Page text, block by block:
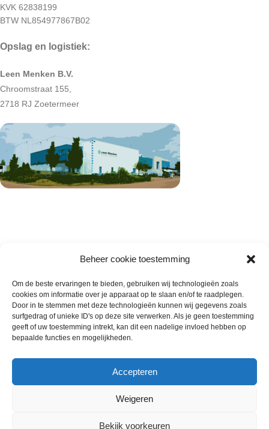
Beheer cookie toestemming
Om de beste ervaringen te bieden, gebruiken wij technologieën zoals
cookies om informatie over je apparaat op te slaan en/of te raadplegen.
Door in te stemmen met deze technologieën kunnen wij gegevens zoals
surfgedrag of unieke ID's op deze site verwerken. Als je geen toestemming
geeft of uw toestemming intrekt, kan dit een nadelige invloed hebben op
bepaalde functies en mogelijkheden.
Accepteren
Weigeren
Bekijk voorkeuren
KVK 62838199
BTW NL854977867B02
Opslag en logistiek:
Leen Menken B.V.
Chroomstraat 155,
2718 RJ Zoetermeer
Wie zijn wij
Contact met onze inkoop
Klantenservice
Annuleer & Retourbeleid
Horeca-Groothandel